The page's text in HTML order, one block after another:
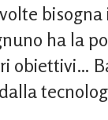
ha la
obiettivi…